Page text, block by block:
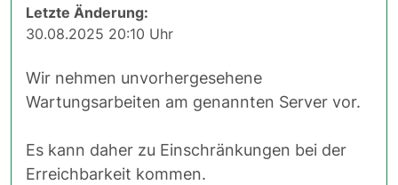
Letzte Änderung:
30.08.2025 20:10 Uhr
Wir nehmen unvorhergesehene
Wartungsarbeiten am genannten Server vor.
Es kann daher zu Einschränkungen bei der
Erreichbarkeit kommen.